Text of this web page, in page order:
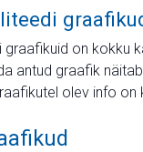
graafikuid on kokku
antud graafik
olev info on